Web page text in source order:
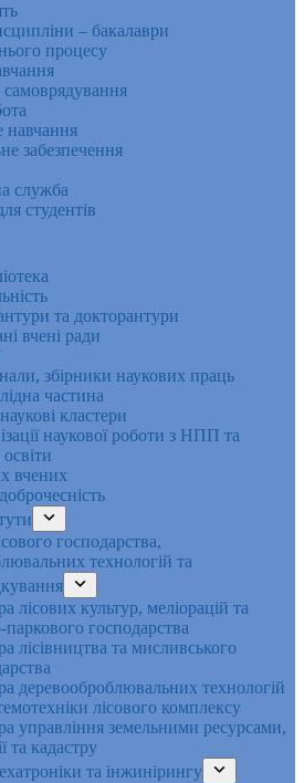
– бакалаври
процесу
самоврядування
навчання
забезпечення
служба
студентів
та докторантури
вчені ради
збірники наукових праць
частина
кластери
наукової роботи з НПП та
вчених
господарства,
технологій та
лісових культур, меліорацій та
паркового господарства
лісівництва та мисливського
деревооброблювальних технологій
лісового комплексу
управління земельними ресурсами,
та кадастру
та інжинірингу